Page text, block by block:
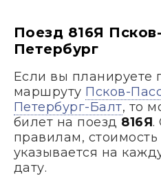
Поезд 816Я
Петербург
Если вы планируете
маршруту Псков-
Петербург-Балт, то
билет на поезд 816Я.
правилам,
указывается на
дату.